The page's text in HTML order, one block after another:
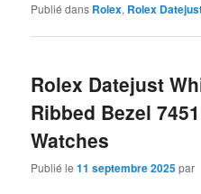
Publié dans Rolex, Rolex
Rolex Datejust
Ribbed Bezel
Watches
Publié le11 septembre 2025par